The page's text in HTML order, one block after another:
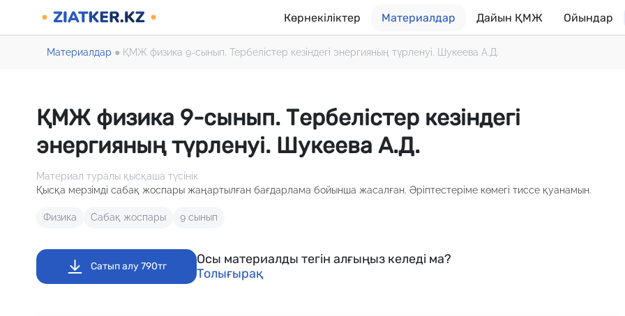
Көрнекіліктер Материалдар Дайын ҚМЖ Ойындар
Материалдар ● ҚМЖ физика 9-сынып. Тербелістер кезіндегі энергияның түрленуі. Шукеева А.Д.
ҚМЖ физика 9-сынып. Тербелістер кезіндегі
энергияның түрленуі. Шукеева А.Д.
Материал туралы қысқаша түсінік
Қысқа мерзімді сабақ жоспары жаңартылған бағдарлама бойынша жасалған. Әріптестеріме көмегі тиссе қуанамын.
Физика Сабақ жоспары 9 сынып
Сатып алу 790тг
Осы материалды тегін алғыңыз келеді ма?
Толығырақ